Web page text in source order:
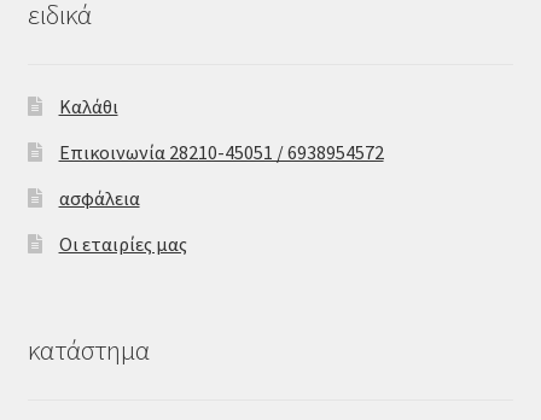
ειδικά
Καλάθι
Επικοινωνία 28210-45051 / 6938954572
ασφάλεια
Οι εταιρίες μας
κατάστημα